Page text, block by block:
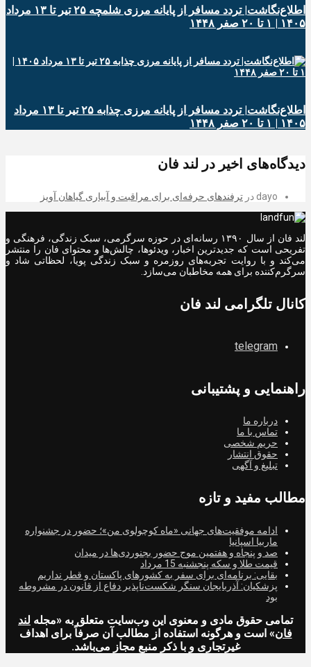
اطلاع‌نگاشت| تردد مسافر از پایانه‌ مرزی شلمچه ۲۵ تیر تا ۱۳ مرداد
۱۴۰۵ | ۱ تا ۲۰ صفر ۱۴۴۸
اطلاع‌نگاشت| تردد مسافر از پایانه‌ مرزی چذابه ۲۵ تیر تا ۱۳ مرداد
۱۴۰۵ | ۱ تا ۲۰ صفر ۱۴۴۸
دیدگاه‌های اخیر در لند فان
dayo در ترفندهای حرفه‌ای برای مراقبت و آبیاری گیاهان آویز
لند فان از سال ۱۳۹۰ رسانه‌ای در حوزه سرگرمی، سبک زندگی، فرهنگی و
تفریحی است که جدیدترین اخبار، ویدئوها، چالش‌ها و محتوای فان را منتشر
می‌کند و با روایت تجربه‌های روزمره و سبک زندگی پویا، لحظاتی شاد و
سرگرم‌کننده برای همه مخاطبان می‌سازد.
کانال تلگرامی لند فان
telegram
راهنمایی و پشتیبانی
درباره ما
تماس با ما
حریم شخصی
حقوق انتشار
تبلیغ و آگهی
مطالب مفید و تازه
ادامه موفقیت‌های جهانی «ماه کوچولوی من»؛ حضور در جشنواره
ماربیا اسپانیا
صد و پنجاه و هفتمین موج حضور بجنوردی‌ها در میدان
قیمت طلا و سکه پنجشنبه 15 مرداد
بقایی: برنامه‌ای برای سفر به کشورهای پاکستان و قطر نداریم
پزشکیان: آذربایجان سنگر شکست‌ناپذیر دفاع از قانون در مشروطه
بود
تمامی حقوق مادی و معنوی این وب‌سایت متعلق به «مجله لند
فان» است و هرگونه استفاده از مطالب آن صرفاً برای اهداف
غیرتجاری و با ذکر منبع مجاز می‌باشد.